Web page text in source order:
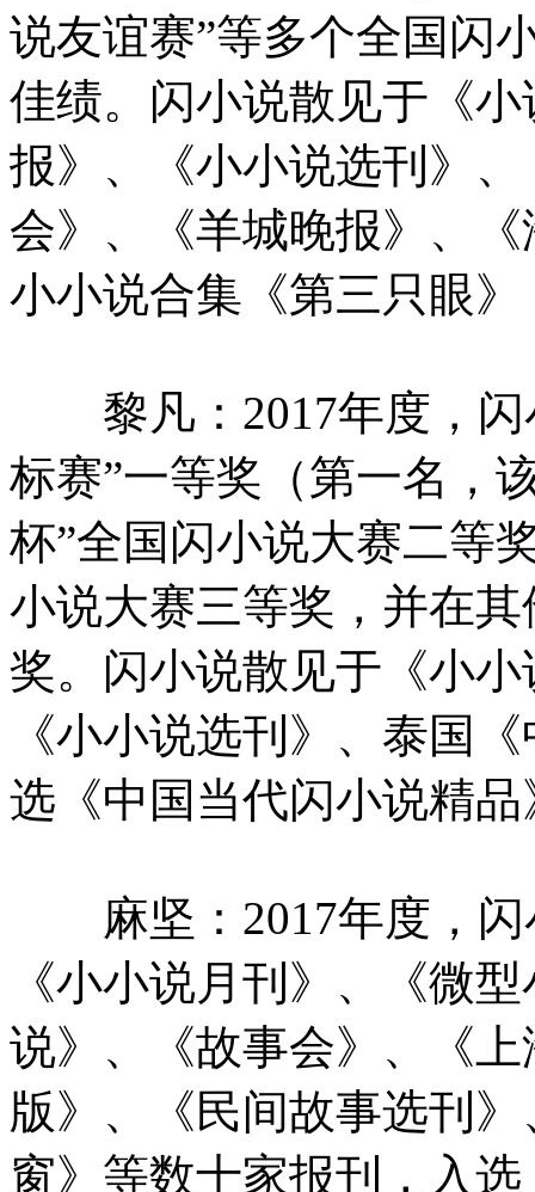
说友谊赛”等多个全国闪
佳绩。闪小说散见于《
报》、《小小说选刊》
会》、《羊城晚报》、
小小说合集《第三只眼
黎凡：2017年度，闪
标赛”一等奖（第一名，
杯”全国闪小说大赛二等
小说大赛三等奖，并在
奖。闪小说散见于《小
《小小说选刊》、泰国
选《中国当代闪小说精
麻坚：2017年度，闪
《小小说月刊》、《微
说》、《故事会》、《
版》、《民间故事选刊
窗》等数十家报刊，入